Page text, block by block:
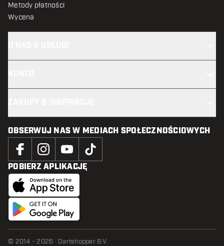
Metody płatności
Wycena
OBSERWUJ NAS W MEDIACH SPOŁECZNOŚCIOWYCH
POBIERZ APLIKACJĘ
© 2014 - 2026 · Dartshopper B.V.